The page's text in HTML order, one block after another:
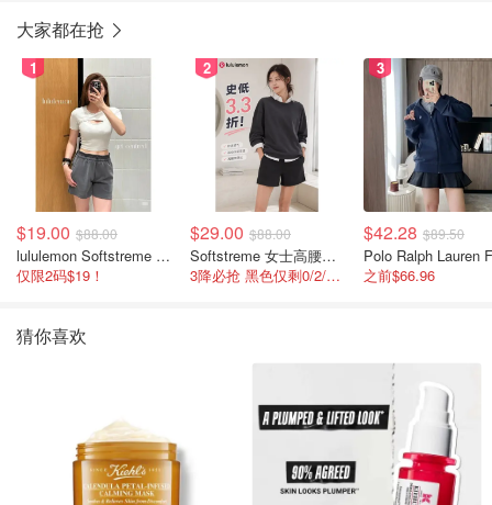
大家都在抢
1
$19.00 $88.00
lululemon Softstreme 女士高腰短裤 10cm
仅限2码$19！
2
$29.00 $88.00
Softstreme 女士高腰短裤 4英寸
3降必抢 黑色仅剩0/2/4码
3
$42.28 $89.50
之前$66.96
猜你喜欢